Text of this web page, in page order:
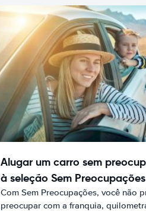
Alugar um carro sem
à seleção Sem Preocupações
Com Sem Preocupações, você não
preocupar com a franquia,